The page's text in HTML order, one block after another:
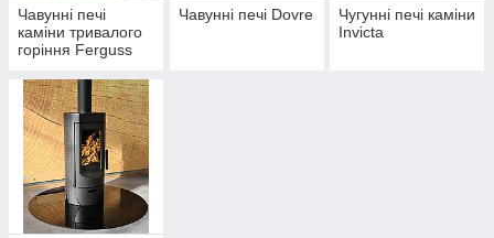
Чавунні печі
каміни тривалого
горіння Ferguss
Чавунні печі Dovre
Чугунні печі каміни
Invicta